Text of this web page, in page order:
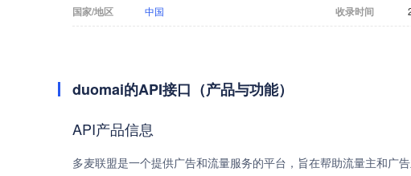
国家/地区 中国 收录时间
duomai的API接口（产品与功能）
API产品信息
多麦联盟是一个提供广告和流量服务的平台，旨在帮助流量主和广